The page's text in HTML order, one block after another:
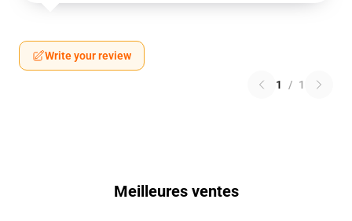
Write your review
1 / 1
Meilleures ventes